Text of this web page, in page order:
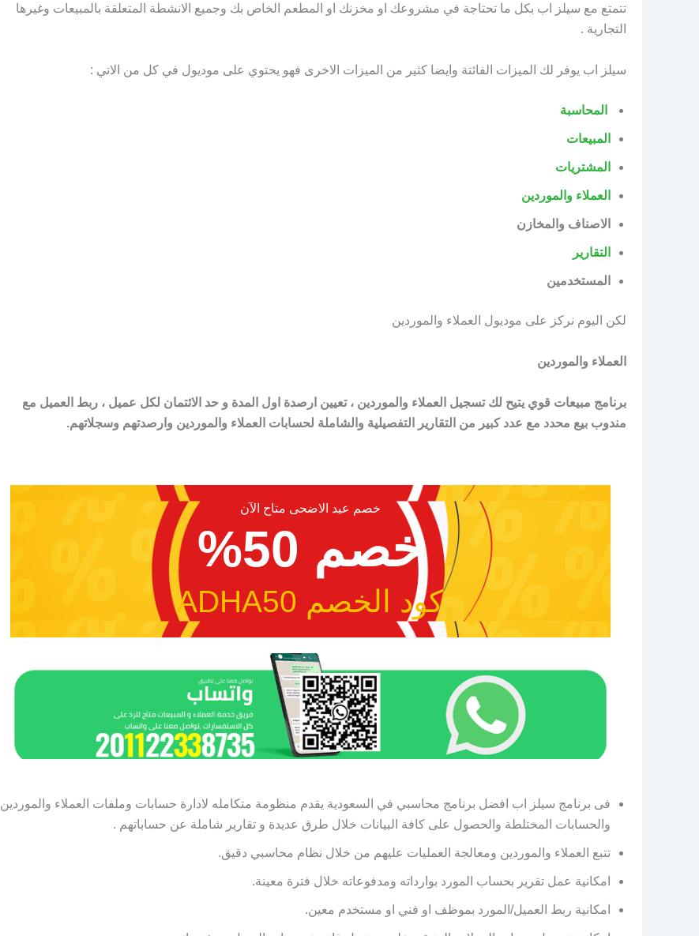
تتمتع مع سيلز اب بكل ما تحتاجة في مشروعك او مخزنك او المطعم الخاص بك وجميع الانشطة المتعلقة بالمبيعات وغيرها
التجارية .
سيلز اب يوفر لك الميزات الفائتة وايضا كثير من الميزات الاخرى فهو يحتوي على موديول في كل من الاتي :
المحاسبة
المبيعات
المشتريات
العملاء والموردين
الاصناف والمخازن
التقارير
المستخدمين
لكن اليوم نركز على موديول العملاء والموردين
العملاء والموردين
برنامج مبيعات قوي يتيح لك تسجيل العملاء والموردين ، تعيين ارصدة اول المدة و حد الائتمان لكل عميل ، ربط العميل مع
مندوب بيع محدد مع عدد كبير من التقارير التفصيلية والشاملة لحسابات العملاء والموردين وارصدتهم وسجلاتهم.
خصم عيد الاضحى متاح الآن
خصم 50%
كود الخصم ADHA50
فى برنامج سيلز اب افضل برنامج محاسبي في السعودية يقدم منظومة متكامله لادارة حسابات وملفات العملاء والموردين
والحسابات المختلطة والحصول على كافة البيانات خلال طرق عديدة و تقارير شاملة عن حساباتهم .
تتبع العملاء والموردين ومعالجة العمليات عليهم من خلال نظام محاسبي دقيق.
امكانية عمل تقرير بحساب المورد بوارداته ومدفوعاته خلال فترة معينة.
امكانية ربط العميل/المورد بموظف او فني او مستخدم معين.